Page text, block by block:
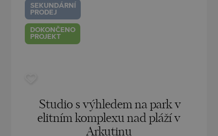
SEKUNDÁRNÍ
PRODEJ
DOKONČENO
PROJEKT
Studio s výhledem na park v
elitním komplexu nad pláží v
Arkutinu